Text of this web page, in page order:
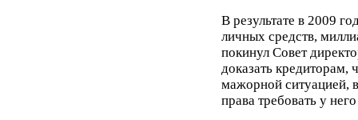
В результате в 2009
личных средств,
покинул Совет
доказать кредиторам,
мажорной ситуацией,
права требовать у